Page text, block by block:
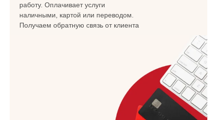
работу. Оплачивает услуги
наличными, картой или переводом.
Получаем обратную связь от клиента